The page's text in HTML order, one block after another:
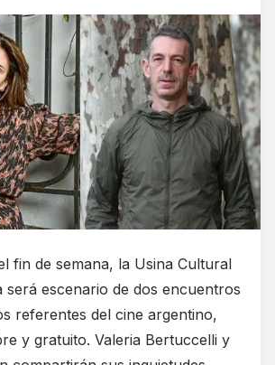
fin de semana, la Usina Cultural
será escenario de dos encuentros
referentes del cine argentino,
y gratuito. Valeria Bertuccelli y